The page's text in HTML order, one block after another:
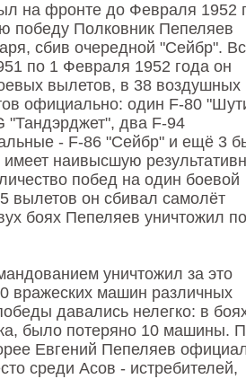
на фронте до Февраля 1952
победу Полковник Пепеляев
сбив очередной "Сейбр".
по 1 Февраля 1952 года он
вылетов, в 38 воздушных
официально: один F-80
"Тандэрджет", два F-94
- F-86 "Сейбр" и ещё 3
наивысшую
побед на один боевой
вылетов он сбивал самолёт
боях Пепеляев уничтожил
уничтожил за это
вражеских машин различных
давались нелегко: в
было потеряно 10 машины.
Евгений Пепеляев
среди Асов - истребителей,